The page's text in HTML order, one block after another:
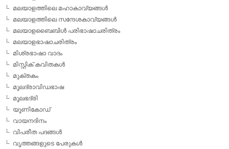
മലയാളത്തിലെ മഹാകാവ്യങ്ങള്‍
മലയാളത്തിലെ സന്ദേശകാവ്യങ്ങള്‍
മലയാളബൈബിള്‍ പരിഭാഷാചരിത്രം
മലയാളഭാഷാചരിത്രം
മിശ്രഭാഷാ വാദം
മിസ്റ്റിക് കവിതകള്‍
മുക്തകം
മൂലദ്രാവിഡഭാഷ
മൂലഭദ്രി
യൂണികോഡ്
വായനദിനം
വിപരീത പദങ്ങള്‍
വൃത്തങ്ങളുടെ പേരുകള്‍